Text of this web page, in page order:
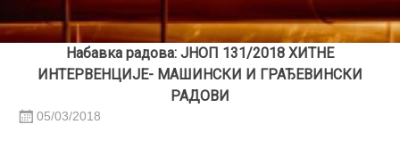
Набавка радова: ЈНОП 131/2018 ХИТНЕ
ИНТЕРВЕНЦИЈЕ- МАШИНСКИ И ГРАЂЕВИНСКИ
РАДОВИ
05/03/2018